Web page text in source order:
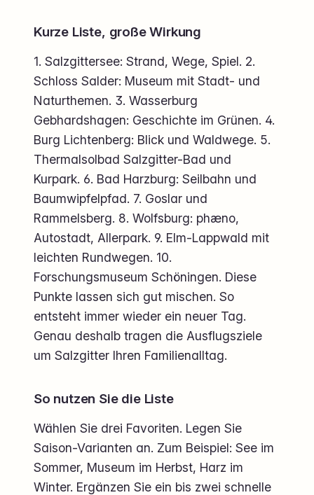
Kurze Liste, große Wirkung
1. Salzgittersee: Strand, Wege, Spiel. 2.
Schloss Salder: Museum mit Stadt- und
Naturthemen. 3. Wasserburg
Gebhardshagen: Geschichte im Grünen. 4.
Burg Lichtenberg: Blick und Waldwege. 5.
Thermalsolbad Salzgitter-Bad und
Kurpark. 6. Bad Harzburg: Seilbahn und
Baumwipfelpfad. 7. Goslar und
Rammelsberg. 8. Wolfsburg: phæno,
Autostadt, Allerpark. 9. Elm-Lappwald mit
leichten Rundwegen. 10.
Forschungsmuseum Schöningen. Diese
Punkte lassen sich gut mischen. So
entsteht immer wieder ein neuer Tag.
Genau deshalb tragen die Ausflugsziele
um Salzgitter Ihren Familienalltag.
So nutzen Sie die Liste
Wählen Sie drei Favoriten. Legen Sie
Saison-Varianten an. Zum Beispiel: See im
Sommer, Museum im Herbst, Harz im
Winter. Ergänzen Sie ein bis zwei schnelle